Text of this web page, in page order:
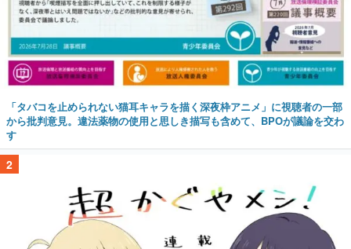
「タバコを止められない猫耳キャラを描く深夜枠アニメ」に視聴者の一部
から批判意見。違法薬物の使用と思しき描写も含めて、BPOが議論を交わ
す
2